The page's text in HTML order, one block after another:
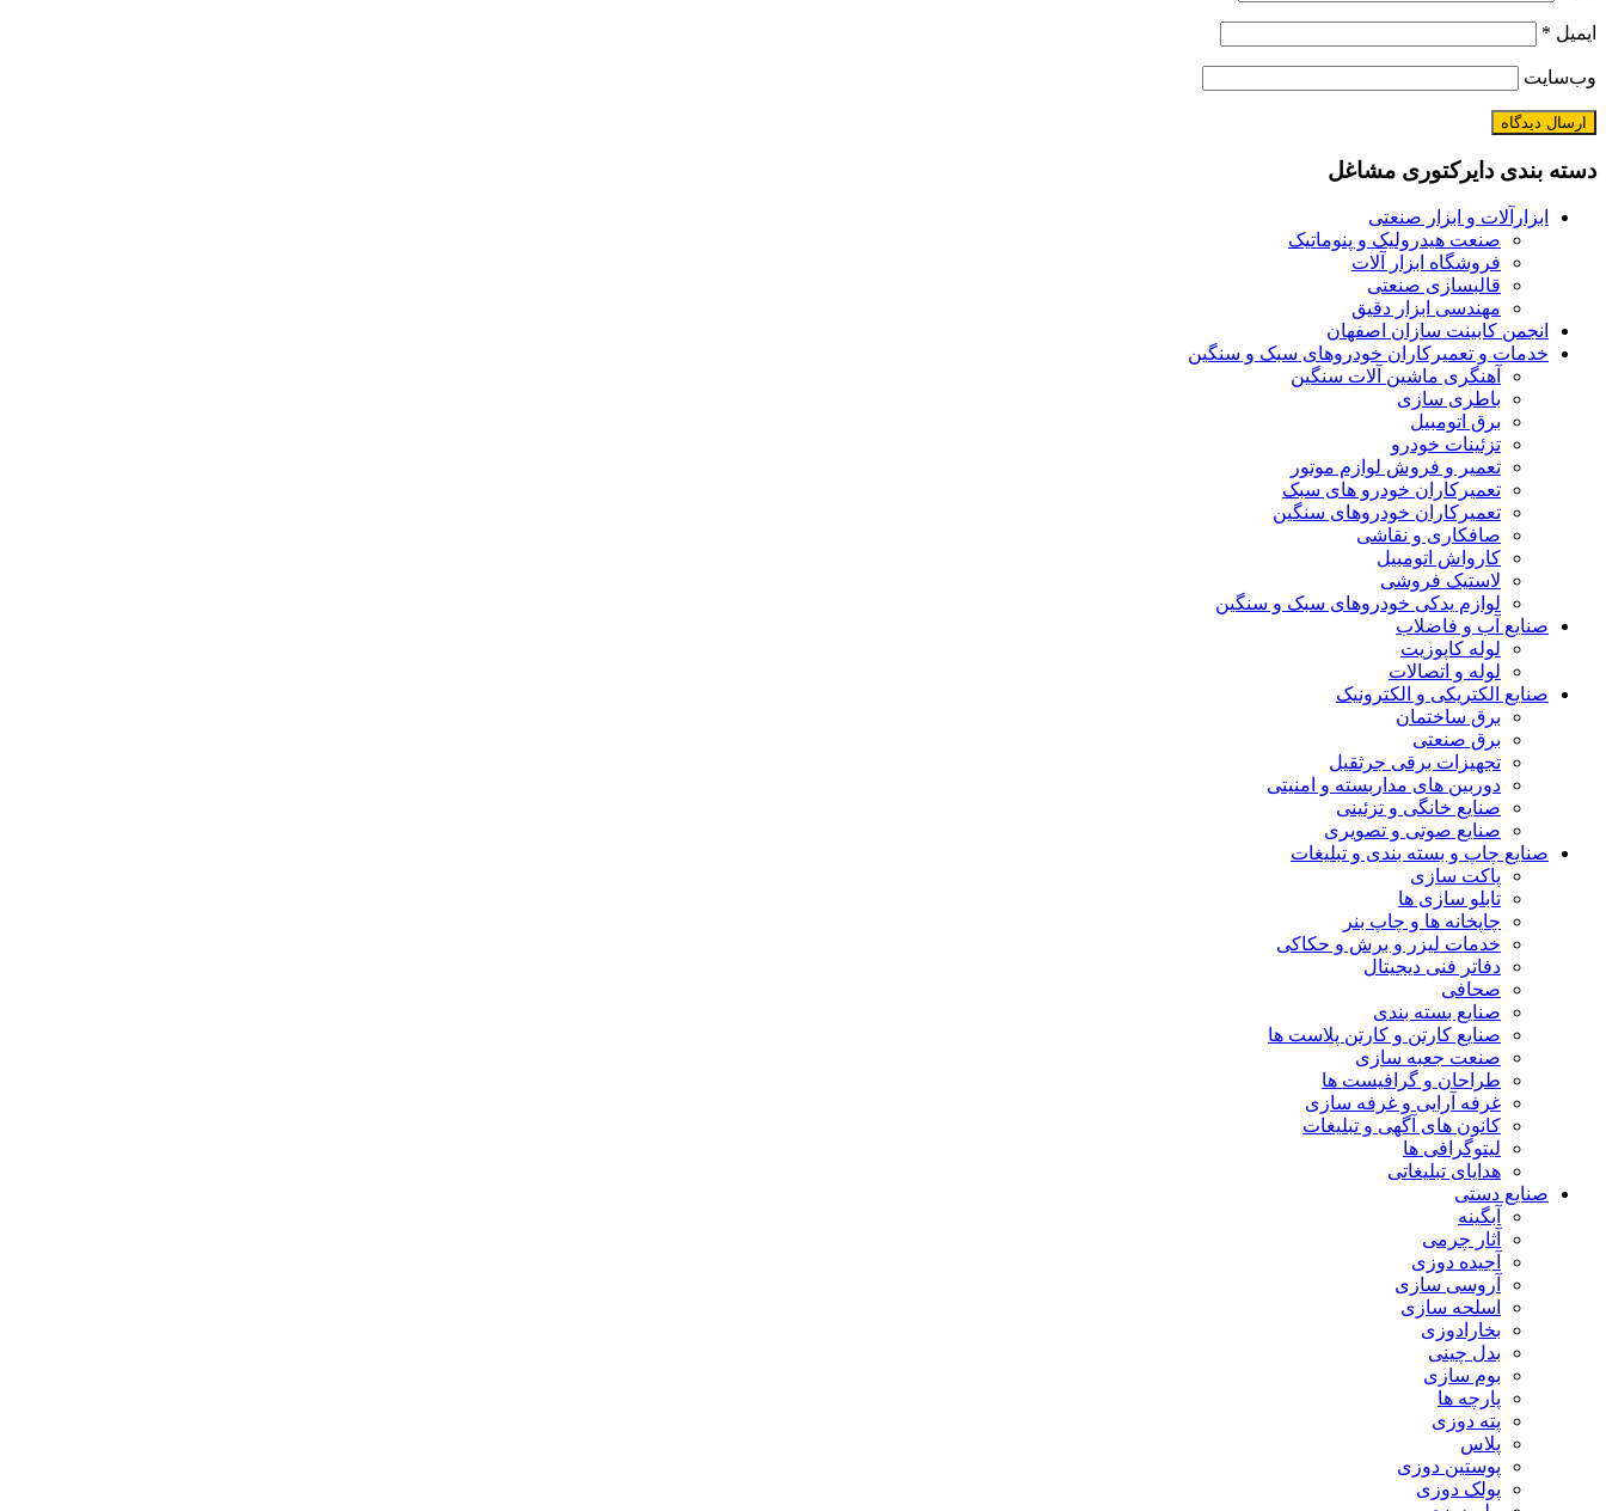
ایمیل *
وب‌سایت
دسته بندی دایرکتوری مشاغل
ابزارآلات و ابزار صنعتی
صنعت هیدرولیک و پنوماتیک
فروشگاه ابزار آلات
قالبسازی صنعتی
مهندسی ابزار دقیق
انجمن کابینت سازان اصفهان
خدمات و تعمیرکاران خودروهای سبک و سنگین
آهنگری ماشین آلات سنگین
باطری سازی
برق اتومبیل
تزئینات خودرو
تعمیر و فروش لوازم موتور
تعمیرکاران خودرو های سبک
تعمیرکاران خودروهای سنگین
صافکاری و نقاشی
کارواش اتومبیل
لاستیک فروشی
لوازم یدکی خودروهای سبک و سنگین
صنایع آب و فاضلاب
لوله کاپوزیت
لوله و اتصالات
صنایع الکتریکی و الکترونیک
برق ساختمان
برق صنعتی
تجهیزات برقی جرثقیل
دوربین های مداربسته و امنیتی
صنایع خانگی و تزئینی
صنایع صوتی و تصویری
صنایع چاپ و بسته بندی و تبلیغات
پاکت سازی
تابلو سازی ها
چاپخانه ها و چاپ بنر
خدمات لیزر و برش و حکاکی
دفاتر فنی دیجیتال
صحافی
صنایع بسته بندی
صنایع کارتن و کارتن پلاست ها
صنعت جعبه سازی
طراحان و گرافیست ها
غرفه آرایی و غرفه سازی
کانون های آگهی و تبلیغات
لیتوگرافی ها
هدایای تبلیغاتی
صنایع دستی
آبگینه
آثار چرمی
آجیده دوزی
آروسی سازی
اسلحه سازی
بخارادوزی
بدل چینی
بوم سازی
پارچه ها
پته دوزی
پلاس
پوستین دوزی
پولک دوزی